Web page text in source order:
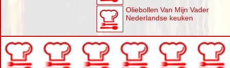
Oliebollen Van Mijn Vader
Nederlandse keuken